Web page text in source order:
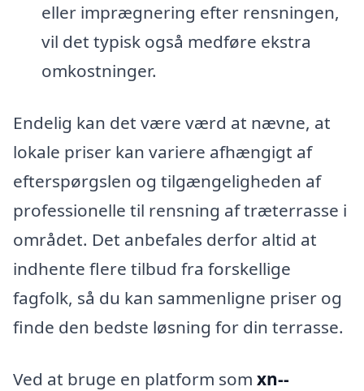
eller imprægnering efter rensningen,
vil det typisk også medføre ekstra
omkostninger.
Endelig kan det være værd at nævne, at
lokale priser kan variere afhængigt af
efterspørgslen og tilgængeligheden af
professionelle til rensning af træterrasse i
området. Det anbefales derfor altid at
indhente flere tilbud fra forskellige
fagfolk, så du kan sammenligne priser og
finde den bedste løsning for din terrasse.
Ved at bruge en platform som xn--